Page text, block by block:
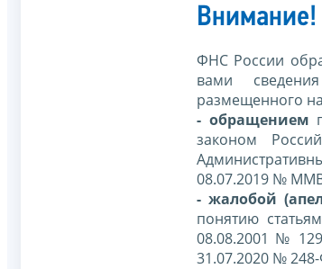
Внимание!
ФНС России
вами
размещенного
- обращением
законом
08.07.2019 №
- жалобой
понятию
08.08.2001 №
31.07.2020 №